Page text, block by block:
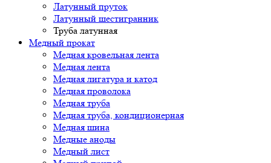
Латунный пруток
Латунный шестигранник
Труба латунная
Медный прокат
Медная кровельная лента
Медная лента
Медная лигатура и катод
Медная проволока
Медная труба
Медная труба, кондиционерная
Медная шина
Медные аноды
Медный лист